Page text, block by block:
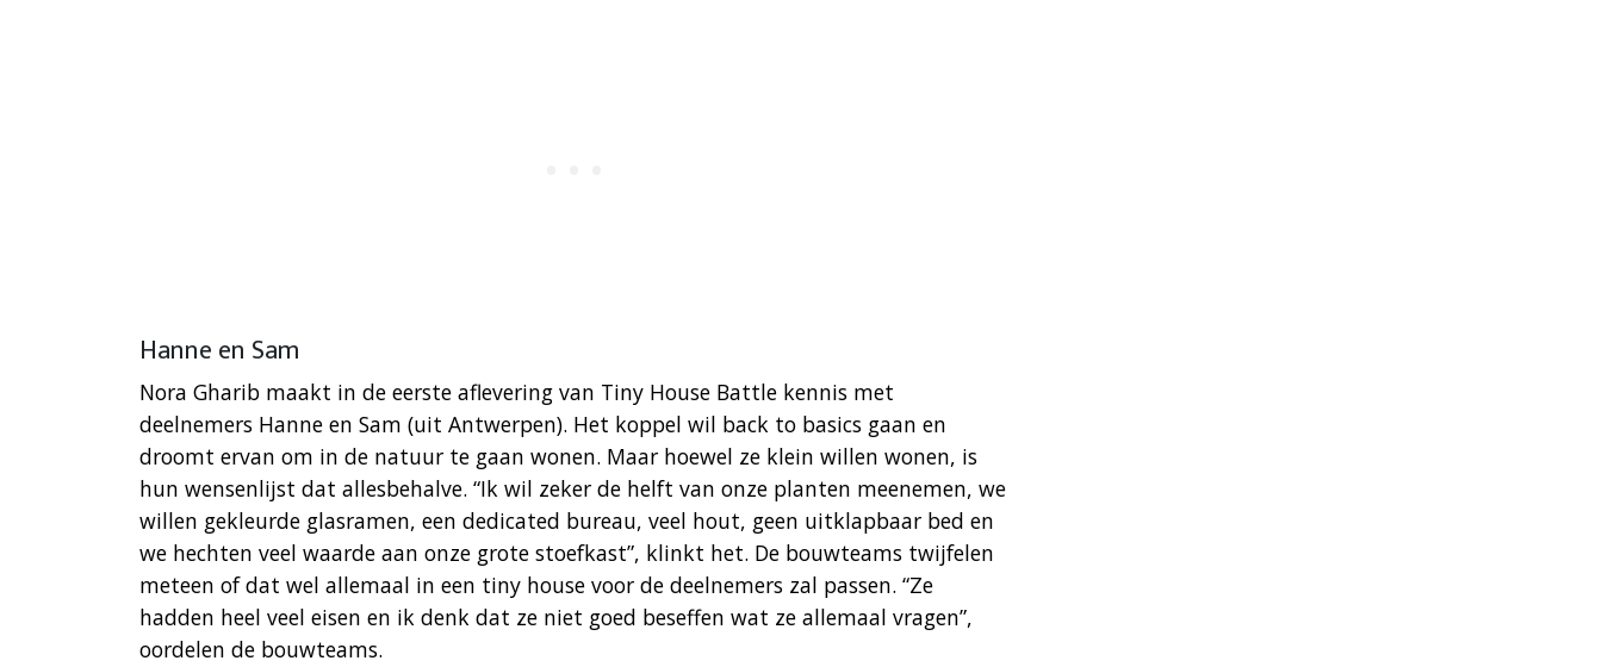
Hanne en Sam
Nora Gharib maakt in de eerste aflevering van Tiny House Battle kennis met
deelnemers Hanne en Sam (uit Antwerpen). Het koppel wil back to basics gaan en
droomt ervan om in de natuur te gaan wonen. Maar hoewel ze klein willen wonen, is
hun wensenlijst dat allesbehalve. “Ik wil zeker de helft van onze planten meenemen, we
willen gekleurde glasramen, een dedicated bureau, veel hout, geen uitklapbaar bed en
we hechten veel waarde aan onze grote stoefkast”, klinkt het. De bouwteams twijfelen
meteen of dat wel allemaal in een tiny house voor de deelnemers zal passen. “Ze
hadden heel veel eisen en ik denk dat ze niet goed beseffen wat ze allemaal vragen”,
oordelen de bouwteams.